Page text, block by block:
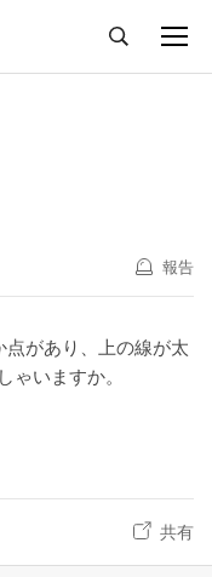
報告
があり、上の線が太
ゃいますか。
共有